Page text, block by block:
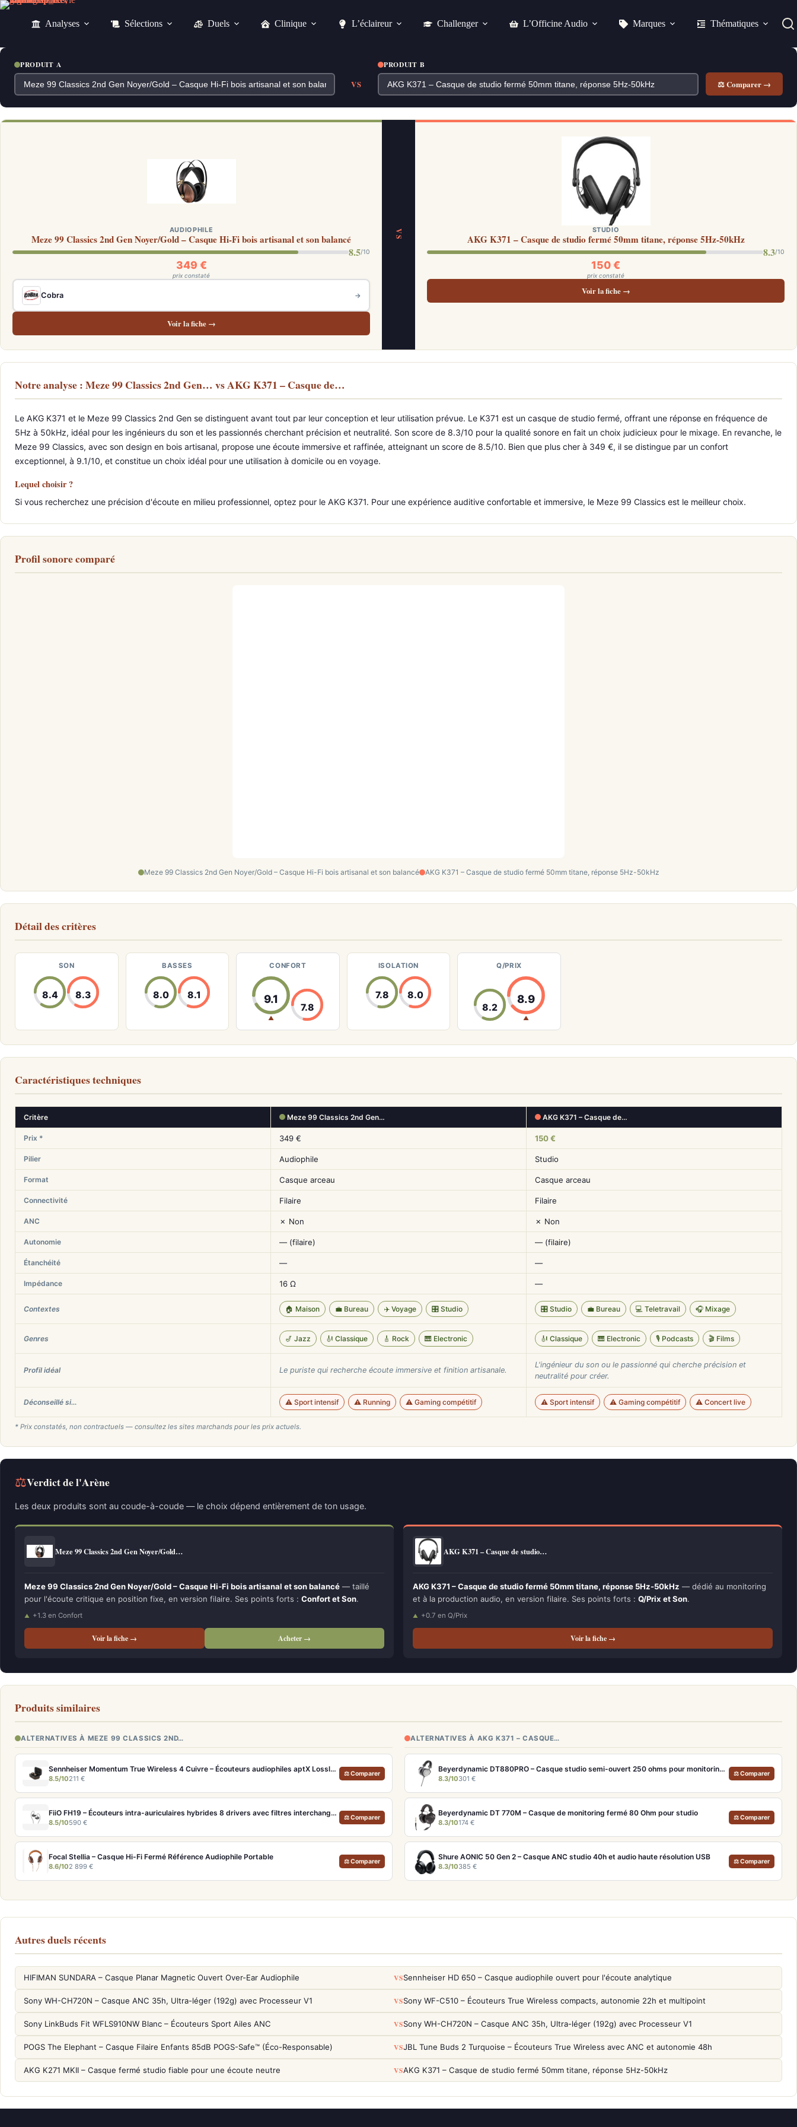
Passer
Analyses Sélections Duels Clinique L’éclaireur Challenger L’Officine Audio Marques Thématiques
PRODUIT A
VS
PRODUIT B
⚖ Comparer →
AUDIOPHILE
Meze 99 Classics 2nd Gen Noyer/Gold – Casque Hi-Fi bois artisanal et son balancé
8.5/10
349 €
prix constaté
Cobra →
Voir la fiche →
VS STUDIO
AKG K371 – Casque de studio fermé 50mm titane, réponse 5Hz-50kHz
8.3/10
150 €
prix constaté
Voir la fiche →
Notre analyse : Meze 99 Classics 2nd Gen… vs AKG K371 – Casque de…
Le AKG K371 et le Meze 99 Classics 2nd Gen se distinguent avant tout par leur conception et leur utilisation prévue. Le K371 est un casque de studio fermé, offrant une réponse en fréquence de
5Hz à 50kHz, idéal pour les ingénieurs du son et les passionnés cherchant précision et neutralité. Son score de 8.3/10 pour la qualité sonore en fait un choix judicieux pour le mixage. En revanche, le
Meze 99 Classics, avec son design en bois artisanal, propose une écoute immersive et raffinée, atteignant un score de 8.5/10. Bien que plus cher à 349 €, il se distingue par un confort
exceptionnel, à 9.1/10, et constitue un choix idéal pour une utilisation à domicile ou en voyage.
Lequel choisir ?
Si vous recherchez une précision d'écoute en milieu professionnel, optez pour le AKG K371. Pour une expérience auditive confortable et immersive, le Meze 99 Classics est le meilleur choix.
Profil sonore comparé
Meze 99 Classics 2nd Gen Noyer/Gold – Casque Hi-Fi bois artisanal et son balancé AKG K371 – Casque de studio fermé 50mm titane, réponse 5Hz-50kHz
Détail des critères
SON
8.4 8.3
BASSES
8.0 8.1
CONFORT
9.1
▲
7.8
ISOLATION
7.8 8.0
Q/PRIX
8.2
8.9
▲
Caractéristiques techniques
Critère Meze 99 Classics 2nd Gen… AKG K371 – Casque de…
Prix * 349 € 150 €
Pilier Audiophile Studio
Format Casque arceau Casque arceau
Connectivité Filaire Filaire
ANC ✗ Non ✗ Non
Autonomie — (filaire) — (filaire)
Étanchéité — —
Impédance 16 Ω —
Contextes 🏠 Maison 💼 Bureau ✈️ Voyage 🎛️ Studio 🎛️ Studio 💼 Bureau 💻 Teletravail 🎧 Mixage
Genres 🎷 Jazz 🎻 Classique 🎸 Rock 🎹 Electronic 🎻 Classique 🎹 Electronic 🎙️ Podcasts 🎬 Films
Profil idéal Le puriste qui recherche écoute immersive et finition artisanale.
L'ingénieur du son ou le passionné qui cherche précision et
neutralité pour créer.
Déconseillé si… ⚠️ Sport intensif ⚠️ Running ⚠️ Gaming compétitif ⚠️ Sport intensif ⚠️ Gaming compétitif ⚠️ Concert live
* Prix constatés, non contractuels — consultez les sites marchands pour les prix actuels.
⚖Verdict de l'Arène
Les deux produits sont au coude-à-coude — le choix dépend entièrement de ton usage.
Meze 99 Classics 2nd Gen Noyer/Gold…
Meze 99 Classics 2nd Gen Noyer/Gold – Casque Hi-Fi bois artisanal et son balancé — taillé
pour l'écoute critique en position fixe, en version filaire. Ses points forts : Confort et Son.
+1.3 en Confort
Voir la fiche → Acheter →
AKG K371 – Casque de studio…
AKG K371 – Casque de studio fermé 50mm titane, réponse 5Hz-50kHz — dédié au monitoring
et à la production audio, en version filaire. Ses points forts : Q/Prix et Son.
+0.7 en Q/Prix
Voir la fiche →
Produits similaires
ALTERNATIVES À MEZE 99 CLASSICS 2ND…
Sennheiser Momentum True Wireless 4 Cuivre – Écouteurs audiophiles aptX Lossless et ANC adaptatif
8.5/10211 €
⚖ Comparer
FiiO FH19 – Écouteurs intra-auriculaires hybrides 8 drivers avec filtres interchangeables
8.5/10590 €
⚖ Comparer
Focal Stellia – Casque Hi-Fi Fermé Référence Audiophile Portable
8.6/102 899 €
⚖ Comparer
ALTERNATIVES À AKG K371 – CASQUE…
Beyerdynamic DT880PRO – Casque studio semi-ouvert 250 ohms pour monitoring neutre
8.3/10301 €
⚖ Comparer
Beyerdynamic DT 770M – Casque de monitoring fermé 80 Ohm pour studio
8.3/10174 €
⚖ Comparer
Shure AONIC 50 Gen 2 – Casque ANC studio 40h et audio haute résolution USB
8.3/10385 €
⚖ Comparer
Autres duels récents
HIFIMAN SUNDARA – Casque Planar Magnetic Ouvert Over-Ear Audiophile VSSennheiser HD 650 – Casque audiophile ouvert pour l'écoute analytique
Sony WH-CH720N – Casque ANC 35h, Ultra-léger (192g) avec Processeur V1 VSSony WF-C510 – Écouteurs True Wireless compacts, autonomie 22h et multipoint
Sony LinkBuds Fit WFLS910NW Blanc – Écouteurs Sport Ailes ANC VSSony WH-CH720N – Casque ANC 35h, Ultra-léger (192g) avec Processeur V1
POGS The Elephant – Casque Filaire Enfants 85dB POGS-Safe™ (Éco-Responsable) VSJBL Tune Buds 2 Turquoise – Écouteurs True Wireless avec ANC et autonomie 48h
AKG K271 MKII – Casque fermé studio fiable pour une écoute neutre VSAKG K371 – Casque de studio fermé 50mm titane, réponse 5Hz-50kHz